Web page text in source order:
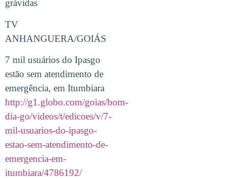
grávidas
TV
ANHANGUERA/GOIÁS
7 mil usuários do Ipasgo
estão sem atendimento de
emergência, em Itumbiara
http://g1.globo.com/goias/bom-
dia-go/videos/t/edicoes/v/7-
mil-usuarios-do-ipasgo-
estao-sem-atendimento-de-
emergencia-em-
itumbiara/4786192/